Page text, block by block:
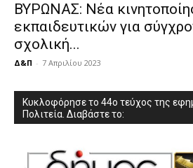
ΒΥΡΩΝΑΣ: Νέα
εκπαιδευτικών για
σχολική...
Δ&Π - 7 Απριλίου 2023
Κυκλοφόρησε το 44ο τεύχος της
Πολιτεία. Διαβάστε το: